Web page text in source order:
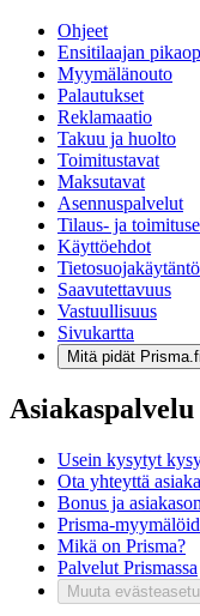
Ohjeet
Ensitilaajan
Myymälänouto
Palautukset
Reklamaatio
Takuu ja huolto
Toimitustavat
Maksutavat
Asennuspalvelut
Tilaus- ja
Käyttöehdot
Tietosuojakäytäntö
Saavutettavuus
Vastuullisuus
Sivukartta
Mitä pidät
Asiakaspalvelu
Usein kysytyt
Ota yhteyttä
Bonus ja
Prisma-
Mikä on Prisma?
Palvelut Prismassa
Muuta